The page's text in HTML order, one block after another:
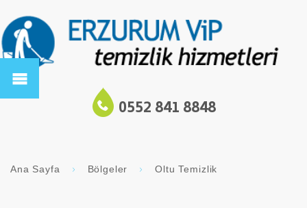
0552 841 8848
Ana Sayfa Bölgeler Oltu Temizlik